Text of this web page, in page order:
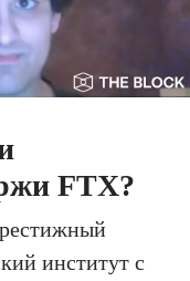
FTX?
институт с